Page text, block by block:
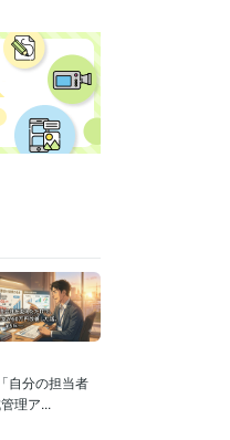
自分の担当者
理ア...